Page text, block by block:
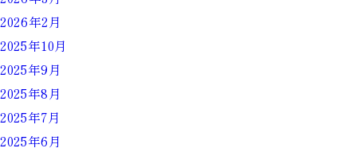
2026年2月
2025年10月
2025年9月
2025年8月
2025年7月
2025年6月